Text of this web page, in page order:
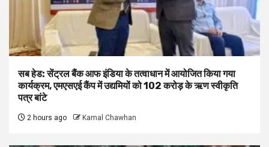
सब हेड: सेंट्रल बैंक आफ इंडिया के तत्वाधान में आयोजित किया गया
कार्यक्रम, एमएसएई कैंप में उद्यमियों को 102 करोड़ के ऋण स्वीकृति
पत्र बांटे
2 hours ago Kamal Chawhan